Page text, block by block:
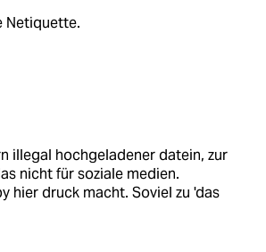
Netiquette.
illegal hochgeladener datein, zur
nicht für soziale medien.
hier druck macht. Soviel zu 'das